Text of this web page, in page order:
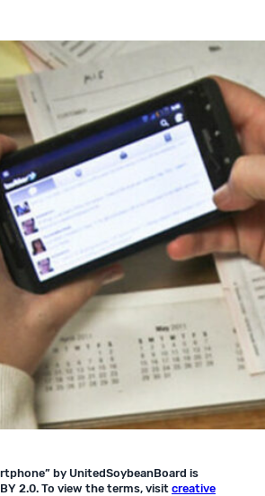
by UnitedSoybeanBoard is
2.0. To view the terms, visit creative